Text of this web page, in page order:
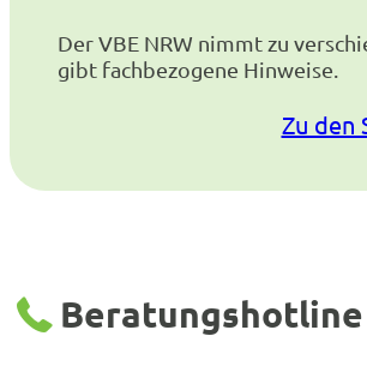
Der VBE NRW nimmt zu
gibt fachbezogene Hinweise.
Zu den
Beratungshotline